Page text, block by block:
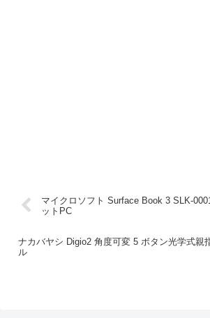
マイクロソフト Surface Book 3 SLK-
ットPC
ナカバヤシ Digio2 角度可変 5 ボタン光学式親
ル